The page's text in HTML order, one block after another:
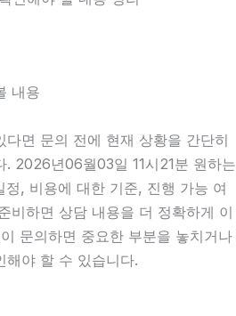
내용
다면 문의 전에 현재 상황을 간단히
. 2026년06월03일 11시21분 원하는
, 비용에 대한 기준, 진행 가능 여
비하면 상담 내용을 더 정확하게 이
문의하면 중요한 부분을 놓치거나
해야 할 수 있습니다.